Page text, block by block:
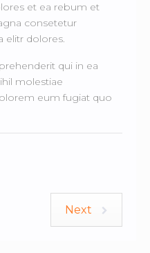
et ea rebum et
consetetur
elitr dolores.
qui in ea
molestiae
eum fugiat quo
Next